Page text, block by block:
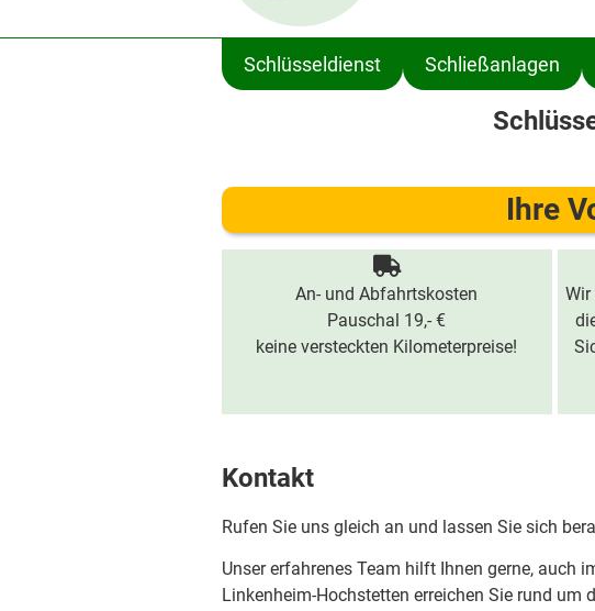
Schlüsseldienst Schließanlagen
Ihre
An- und Abfahrtskosten
Pauschal 19,- €
keine versteckten Kilometerpreise!
Kontakt
Rufen Sie uns gleich an und lassen Sie sich
Unser erfahrenes Team hilft Ihnen gerne, auch
Linkenheim-Hochstetten erreichen Sie rund um